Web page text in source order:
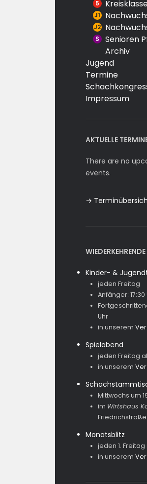
Senioren
Archiv
Jugend
Termine
Impressum
AKTUELLE
There are no
events.
→
Kinder- &
jeden Freitag
Anfänger: 17:30
Uhr
in unserem
Spielabend
jeden Freitag
in unserem
Mittwochs um
im Wirtshaus
Friedrichstraße
Monatsblitz
jeden 1.
in unserem